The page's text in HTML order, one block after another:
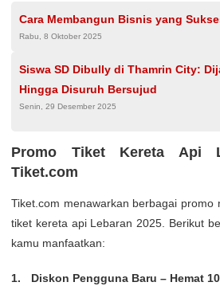
Cara Membangun Bisnis yang
Rabu, 8 Oktober 2025
Siswa SD Dibully di Thamrin City:
Hingga Disuruh Bersujud
Senin, 29 Desember 2025
Promo Tiket Kereta Api
Tiket.com
Tiket.com menawarkan berbagai promo
tiket kereta api Lebaran 2025. Berikut
kamu manfaatkan:
Diskon Pengguna Baru – Hemat